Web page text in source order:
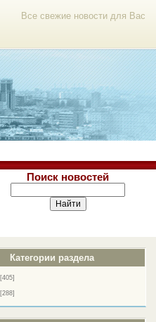
Все свежие новости для Вас
Поиск новостей
Категории раздела
[405]
[288]